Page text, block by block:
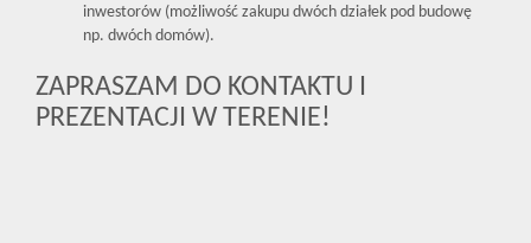
inwestorów (możliwość zakupu dwóch działek pod budowę
np. dwóch domów).
ZAPRASZAM DO KONTAKTU I
PREZENTACJI W TERENIE!